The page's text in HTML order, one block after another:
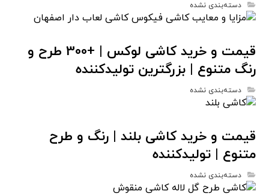
دسته‌بندی نشده
قیمت و خرید کاشی لوکس | +300 طرح و
رنگ متنوع | بزرگترین تولیدکننده
دسته‌بندی نشده
قیمت و خرید کاشی بلند | رنگ و طرح
متنوع | تولیدکننده
دسته‌بندی نشده